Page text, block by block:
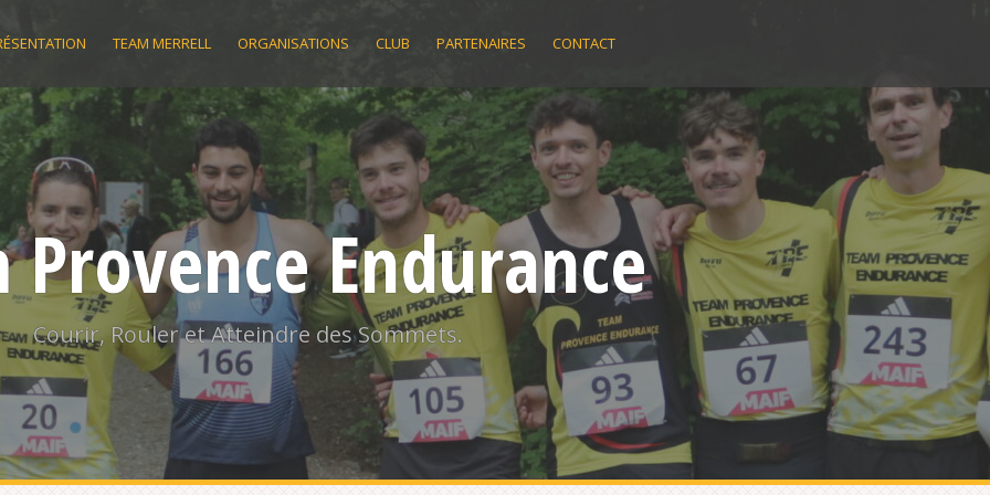
TEAM MERRELL ORGANISATIONS CLUB PARTENAIRES CONTACT
Provence Endurance
Courir, Rouler et Atteindre des Sommets.